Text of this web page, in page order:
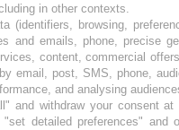
les semaines les meilleures
in other contexts.
(identifiers, browsing,
and emails, phone, precise
content, commercial
email, post, SMS, phone,
and analysing
and withdraw your consent
detailed preferences" and